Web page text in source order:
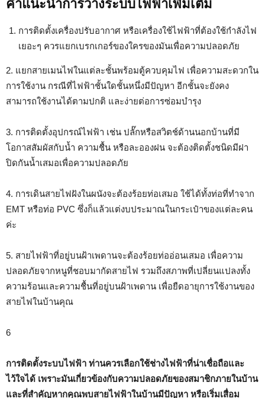
คำแนะนำการวางระบบไฟฟ้าเพิ่มเติม
การติดตั้งเครื่องปรับอากาศ หรือเครื่องใช้ไฟฟ้าที่ต้องใช้กำลังไฟ
เยอะๆ ควรแยกเบรกเกอร์ของใครของมันเพื่อความปลอดภัย
2. แยกสายเมนไฟในแต่ละชั้นพร้อมตู้ควบคุมไฟ เพื่อความสะดวกใน
การใช้งาน กรณีที่ไฟฟ้าชั้นใดชั้นหนึ่งมีปัญหา อีกชั้นจะยังคง
สามารถใช้งานได้ตามปกติ และง่ายต่อการซ่อมบำรุง
3. การติดตั้งอุปกรณ์ไฟฟ้า เช่น ปลั๊กหรือสวิตช์ด้านนอกบ้านที่มี
โอกาสสัมผัสกับน้ำ ความชื้น หรือละอองฝน จะต้องติดตั้งชนิดมีฝา
ปิดกันน้ำเสมอเพื่อความปลอดภัย
4. การเดินสายไฟฝังในผนังจะต้องร้อยท่อเสมอ ใช้ได้ทั้งท่อที่ทำจาก
EMT หรือท่อ PVC ซึ่งก็แล้วแต่งบประมาณในกระเป๋าของแต่ละคน
ค่ะ
5. สายไฟฟ้าที่อยู่บนฝ้าเพดานจะต้องร้อยท่ออ่อนเสมอ เพื่อความ
ปลอดภัยจากหนูที่ชอบมากัดสายไฟ รวมถึงสภาพที่เปลี่ยนแปลงทั้ง
ความร้อนและความชื้นที่อยู่บนฝ้าเพดาน เพื่อยืดอายุการใช้งานของ
สายไฟในบ้านคุณ
6
การติดตั้งระบบไฟฟ้า ท่านควรเลือกใช้ช่างไฟฟ้าที่น่าเชื่อถือและ
ไว้ใจได้ เพราะมันเกี่ยวข้องกับความปลอดภัยของสมาชิกภายในบ้าน
และที่สำคัญหากคุณพบสายไฟฟ้าในบ้านมีปัญหา หรือเริ่มเสื่อม